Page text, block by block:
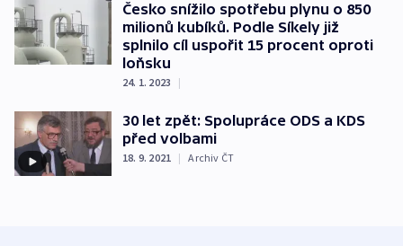
Česko snížilo spotřebu plynu o 850
milionů kubíků. Podle Síkely již
splnilo cíl uspořit 15 procent oproti
loňsku
24. 1. 2023 |
30 let zpět: Spolupráce ODS a KDS
před volbami
18. 9. 2021 | Archiv ČT